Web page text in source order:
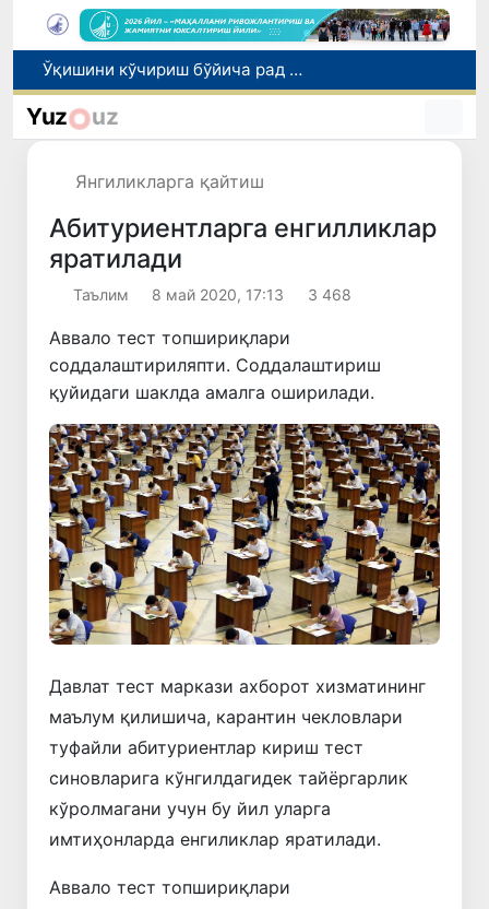
I ва II гуруҳ ногиронлиги бўлган фуқароларга пенсия проактив тарзда тайинланади
Бозорга чиқариладиган барча маҳсулотлар хавфсиз бўлиши шарт
Yuz uz
Янгиликларга қайтиш
Абитуриентларга енгилликлар
яратилади
Таълим 8 май 2020, 17:13 3 468
Аввало тест топшириқлари
соддалаштириляпти. Соддалаштириш
қуйидаги шаклда амалга оширилади.
Давлат тест маркази ахборот хизматининг
маълум қилишича, карантин чекловлари
туфайли абитуриентлар кириш тест
синовларига кўнгилдагидек тайёргарлик
кўролмагани учун бу йил уларга
имтиҳонларда енгиликлар яратилади.
Аввало тест топшириқлари